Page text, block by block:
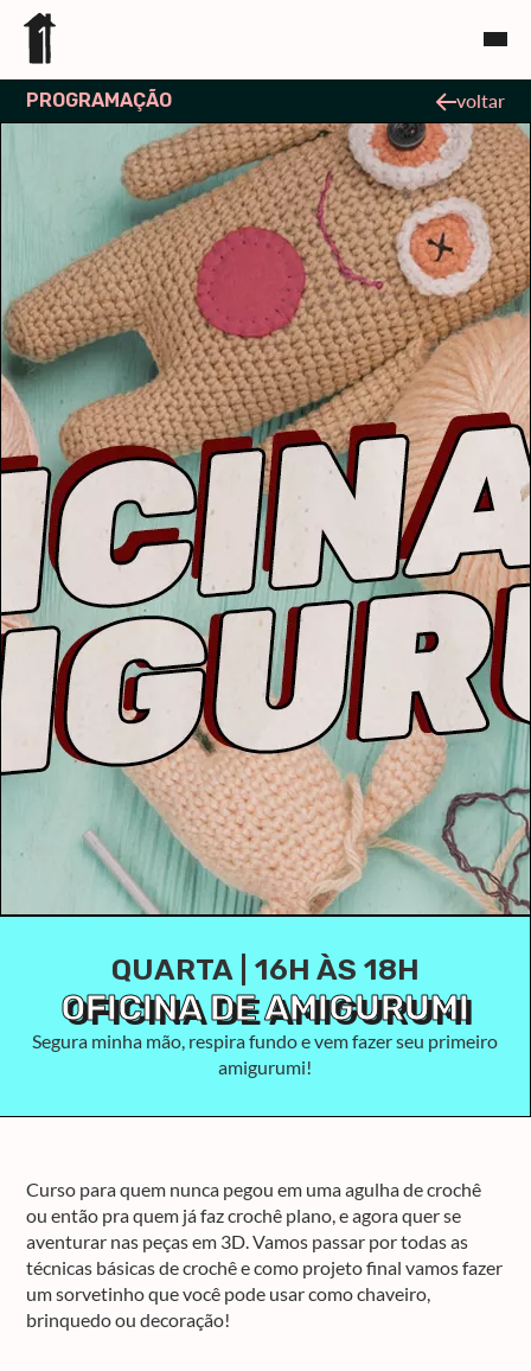
PROGRAMAÇÃO voltar
QUARTA | 16H ÀS 18H
OFICINA DE AMIGURUMI
Segura minha mão, respira fundo e vem fazer seu primeiro
amigurumi!
Curso para quem nunca pegou em uma agulha de crochê
ou então pra quem já faz crochê plano, e agora quer se
aventurar nas peças em 3D. Vamos passar por todas as
técnicas básicas de crochê e como projeto final vamos fazer
um sorvetinho que você pode usar como chaveiro,
brinquedo ou decoração!